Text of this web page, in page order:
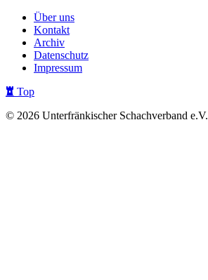
Über uns
Kontakt
Archiv
Datenschutz
Impressum
Top
© 2026 Unterfränkischer Schachverband e.V.